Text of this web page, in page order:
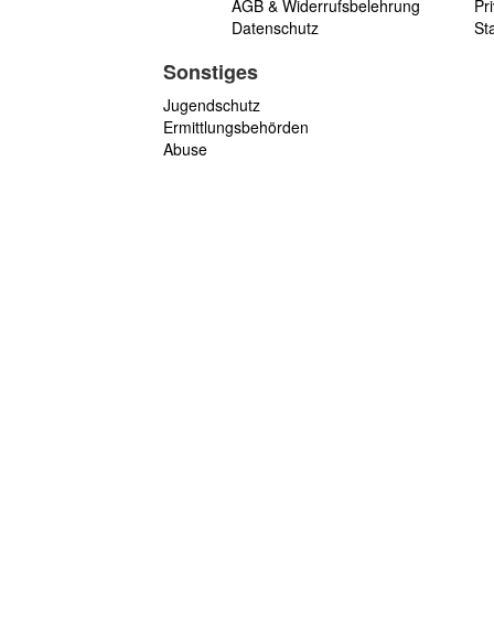
AGB & Widerrufsbelehrung
Datenschutz
Sonstiges
Jugendschutz
Ermittlungsbehörden
Abuse